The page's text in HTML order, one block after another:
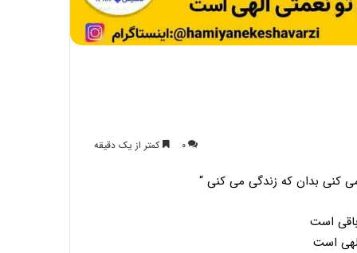
۰ کمتر از یک دقیقه
کنی بدان که زندگی می کنی “
است
است
سالروز وفات حضرت ام البنین مادر گرامی
حضرت عباس (علیه السلام) تسلیت باد